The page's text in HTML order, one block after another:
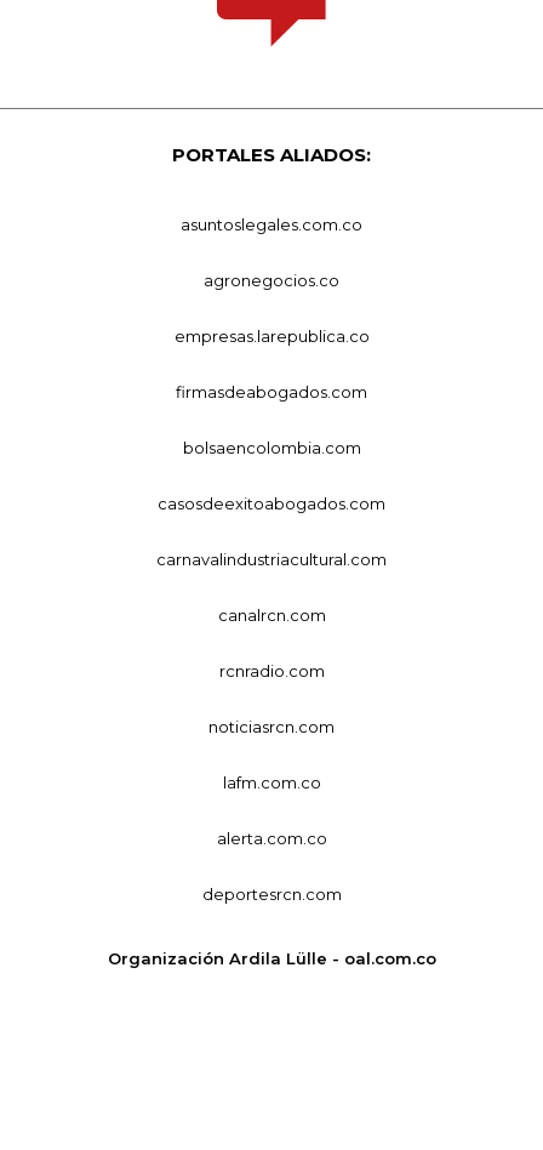
PORTALES ALIADOS:
asuntoslegales.com.co
agronegocios.co
empresas.larepublica.co
firmasdeabogados.com
bolsaencolombia.com
casosdeexitoabogados.com
carnavalindustriacultural.com
canalrcn.com
rcnradio.com
noticiasrcn.com
lafm.com.co
alerta.com.co
deportesrcn.com
Organización Ardila Lülle - oal.com.co